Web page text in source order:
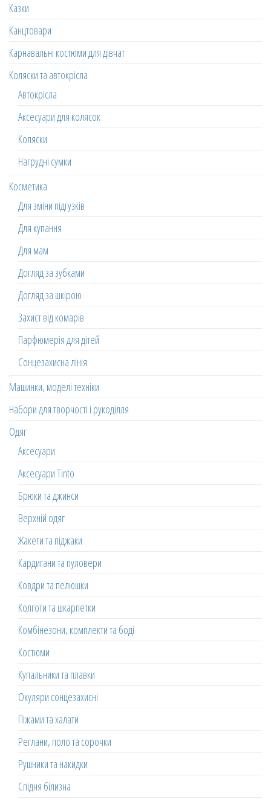
Казки
Канцтовари
Карнавальні костюми для дівчат
Коляски та автокрісла
Автокрісла
Аксесуари для колясок
Коляски
Нагрудні сумки
Косметика
Для зміни підгузків
Для купання
Для мам
Догляд за зубками
Догляд за шкірою
Захист від комарів
Парфюмерія для дітей
Сонцезахисна лінія
Машинки, моделі техніки
Набори для творчості і рукоділля
Одяг
Аксесуари
Аксесуари Tinto
Брюки та джинси
Верхній одяг
Жакети та піджаки
Кардигани та пуловери
Ковдри та пелюшки
Колготи та шкарпетки
Комбінезони, комплекти та боді
Костюми
Купальники та плавки
Окуляри сонцезахисні
Піжами та халати
Реглани, поло та сорочки
Рушники та накидки
Спідня білизна